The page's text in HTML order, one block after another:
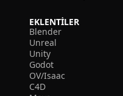
EKLENTILER
Blender
Unreal
Unity
Godot
OV/Isaac
C4D